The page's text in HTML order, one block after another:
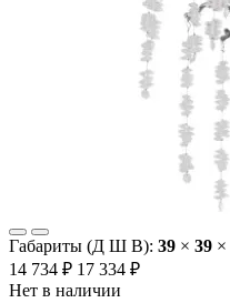
Габариты (Д Ш В): 39 × 39 ×
14 734 ₽ 17 334 ₽
Нет в наличии